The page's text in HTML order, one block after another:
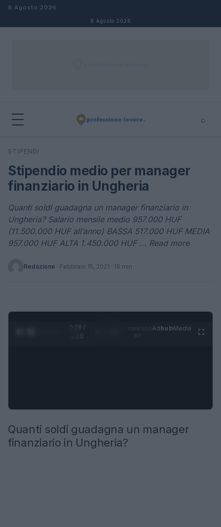
Salta al contenuto
8 Agosto 2026
8 Agosto 2026
⌕
Cerca
STIPENDI
Stipendio medio per manager
finanziario in Ungheria
Quanti soldi guadagna un manager finanziario in
Ungheria? Salario mensile medio 957.000 HUF
(11.500.000 HUF all’anno) BASSA 517.000 HUF MEDIA
957.000 HUF ALTA 1.450.000 HUF ... Read more
Redazione · Febbraio 15, 2021 · 16 min
0:29 /
1:20
AdhubMedia
Quanti soldi guadagna un manager
finanziario in Ungheria?